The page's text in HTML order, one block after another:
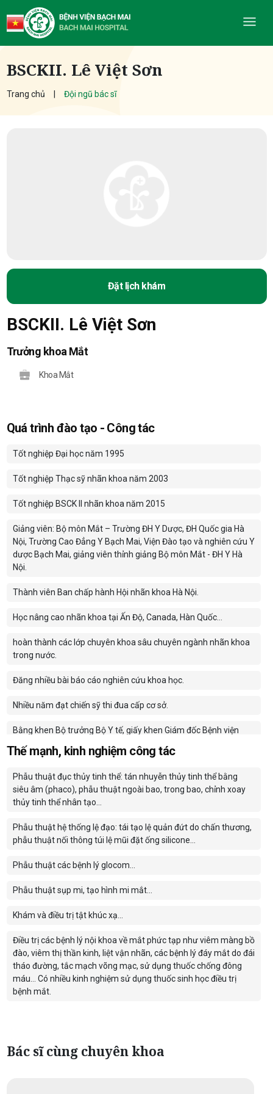
BSCKII. Lê Việt Sơn
Trang chủ Đội ngũ bác sĩ
Đặt lịch khám
BSCKII. Lê Việt Sơn
Trưởng khoa Mắt
Khoa Mắt
Quá trình đào tạo - Công tác
Tốt nghiệp Đại học năm 1995
Tốt nghiệp Thạc sỹ nhãn khoa năm 2003
Tốt nghiệp BSCK II nhãn khoa năm 2015
Giảng viên: Bộ môn Mắt – Trường ĐH Y Dược, ĐH Quốc gia Hà
Nội, Trường Cao Đẳng Y Bạch Mai, Viện Đào tạo và nghiên cứu Y
dược Bạch Mai, giảng viên thỉnh giảng Bộ môn Mắt - ĐH Y Hà
Nội.
Thành viên Ban chấp hành Hội nhãn khoa Hà Nội.
Học nâng cao nhãn khoa tại Ấn Độ, Canada, Hàn Quốc…
hoàn thành các lớp chuyên khoa sâu chuyên ngành nhãn khoa
trong nước.
Đăng nhiều bài báo cáo nghiên cứu khoa học.
Nhiều năm đạt chiến sỹ thi đua cấp cơ sở.
Bằng khen Bộ trưởng Bộ Y tế, giấy khen Giám đốc Bệnh viện
Thế mạnh, kinh nghiệm công tác
Phẫu thuật đục thủy tinh thể: tán nhuyễn thủy tinh thể bằng
siêu âm (phaco), phẫu thuật ngoài bao, trong bao, chỉnh xoay
thủy tinh thể nhân tạo…
Phẫu thuật hệ thống lệ đạo: tái tạo lệ quản đứt do chấn thương,
phẫu thuật nối thông túi lệ mũi đặt ống silicone…
Phẫu thuật các bệnh lý glocom…
Phẫu thuật sụp mi, tạo hình mi mắt…
Khám và điều trị tật khúc xạ...
Điều trị các bệnh lý nội khoa về mắt phức tạp như viêm màng bồ
đào, viêm thị thần kinh, liệt vận nhãn, các bệnh lý đáy mắt do đái
tháo đường, tắc mạch võng mạc, sử dụng thuốc chống đông
máu… Có nhiều kinh nghiệm sử dụng thuốc sinh học điều trị
bệnh mắt.
Bác sĩ cùng chuyên khoa